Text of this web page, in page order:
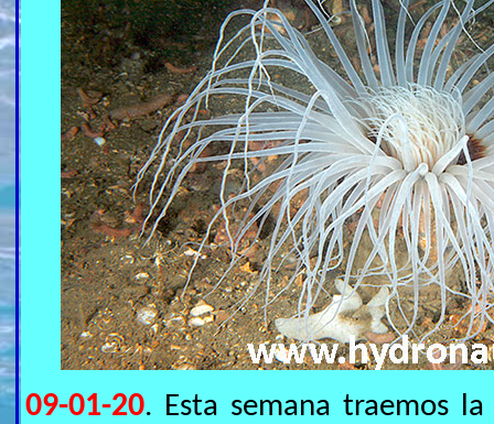
09-01-20. Esta semana traemos